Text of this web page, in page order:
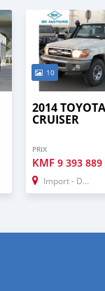
10
2014
CRUISER
PRIX
KMF9 393 889
Import - Dubai